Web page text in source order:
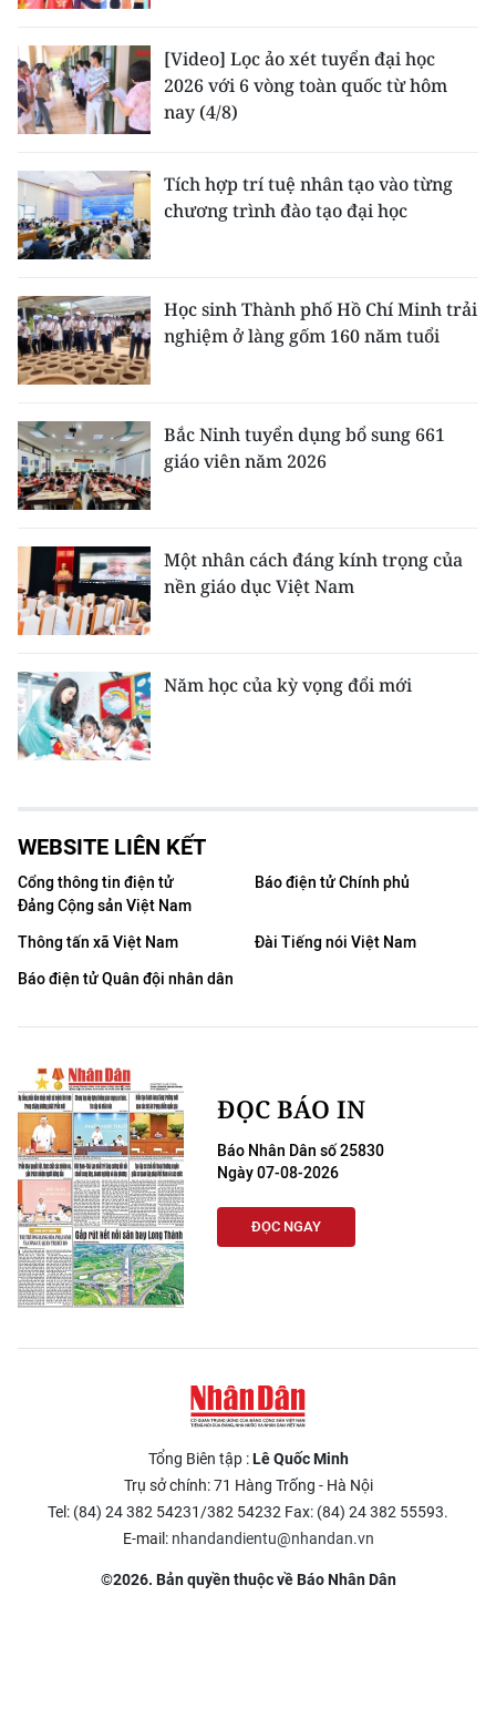
[Video] Lọc ảo xét tuyển đại học
2026 với 6 vòng toàn quốc từ hôm
nay (4/8)
Tích hợp trí tuệ nhân tạo vào từng
chương trình đào tạo đại học
Học sinh Thành phố Hồ Chí Minh trải
nghiệm ở làng gốm 160 năm tuổi
Bắc Ninh tuyển dụng bổ sung 661
giáo viên năm 2026
Một nhân cách đáng kính trọng của
nền giáo dục Việt Nam
Năm học của kỳ vọng đổi mới
WEBSITE LIÊN KẾT
Cổng thông tin điện tử
Đảng Cộng sản Việt Nam
Báo điện tử Chính phủ
Thông tấn xã Việt Nam
Đài Tiếng nói Việt Nam
Báo điện tử Quân đội nhân dân
ĐỌC BÁO IN
Báo Nhân Dân số 25830
Ngày 07-08-2026
ĐỌC NGAY
Tổng Biên tập :Lê Quốc Minh
Trụ sở chính: 71 Hàng Trống - Hà Nội
Tel: (84) 24 382 54231/382 54232 Fax: (84) 24 382 55593.
E-mail: nhandandientu@nhandan.vn
©2026. Bản quyền thuộc về Báo Nhân Dân